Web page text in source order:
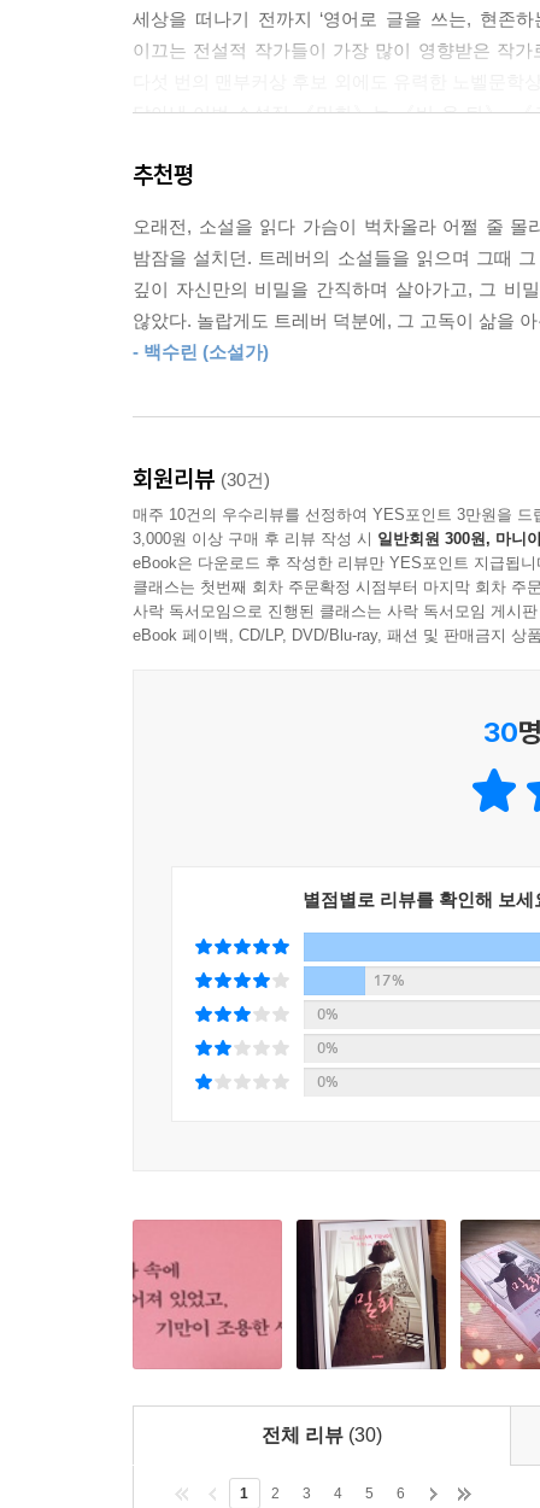
과 같지 않았다. 마치 음악이 침묵을 바꿔놓은 듯했
않았다.
--- p.286~287
세상을 떠나기 전까지 ‘영어로 글을 쓰는, 현존
이끄는 전설적 작가들이 가장 많이 영향받은 작
담아낸 이번 소설집 《밀회》는 《비 온 뒤》,
그 속에서 피어나는 경이로운 비밀과 은밀한 만남
《밀회》의 소설들을 한마디로 표현하자면 ‘사
손에 잡히지 않는다. 세상에 함부로 평가될 수 있
책에 실린 열두 편의 소설 속 인물들은 그 사랑이
생각을 하게 되고(〈신성한 조각상〉), 어린 시
사랑하는 여인이 ‘불륜 상대’로 치부되는 것을
은밀한 비밀을 보고 있노라면 역시 사랑이란 가
그렇듯 《밀회》의 열두 가지 사랑의 이야기는 우
없이 스며드는 트레버의 탁월한 심리 묘사와 정
안고, 결국 사랑으로 우리 곁에 남는 것은 무엇인
우리는 누구나 각자의 사연을 지닌 채 하루하루
(〈로즈 울다〉), 결혼을 약속한 뒤 돈을 벌기
자신의 마지막 춤을 춰야만 했던 무용 선생(〈
하지만 그 쓸쓸함 속에서 느껴지는 작가의 시선
인생을 귀담아 들어줄 마지막 관객이라도 된 듯,
조용한 위로를 받은 듯한 기분이 든다. 각자의
느껴지는 것은 왜일까. 백수린 소설가의 추천사
모르기 때문이지 않을까.
표제작인 〈밀회〉의 두 남녀는 불륜 관계다. 여
이별을 맞는다. 이 소설에서만큼은 백화점 유리
어디선가 계속 그렇게 살아왔고 앞으로도 그렇게
훌륭한 단편소설이란 무엇인지가 궁금한 사람
남김없이 이해되는 성질의 것이 아니게 되고, 그
충분할 것이다.
“괴로운 고통 속에서 진실을 찾는 것 또한 자연
추천평
오래전, 소설을 읽다 가슴이 벅차올라 어쩔 줄
밤잠을 설치던. 트레버의 소설들을 읽으며 그때
깊이 자신만의 비밀을 간직하며 살아가고, 그 비
않았다. 놀랍게도 트레버 덕분에, 그 고독이 삶을
- 백수린 (소설가)
회원리뷰 (30건)
매주 10건의 우수리뷰를 선정하여 YES포인트 3만원을 드
3,000원 이상 구매 후 리뷰 작성 시 일반회원 300원, 마니
eBook은 다운로드 후 작성한 리뷰만 YES포인트 지급됩니
클래스는 첫번째 회차 주문확정 시점부터 마지막 회차 주
사락 독서모임으로 진행된 클래스는 사락 독서모임 게시
eBook 페이백, CD/LP, DVD/Blu-ray, 패션 및 판매금지 상
30
별점별로 리뷰를 확인해 보세
17%
0%
0%
0%
전체 리뷰 (30)
1 2 3 4 5 6